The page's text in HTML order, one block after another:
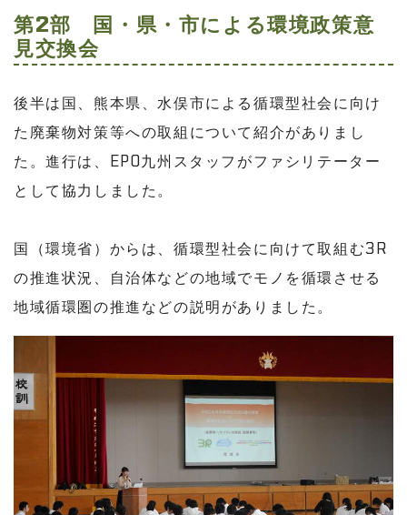
第2部 国・県・市による環境政策意
見交換会
後半は国、熊本県、水俣市による循環型社会に向け
た廃棄物対策等への取組について紹介がありまし
た。進行は、EPO九州スタッフがファシリテーター
として協力しました。
国（環境省）からは、循環型社会に向けて取組む3R
の推進状況、自治体などの地域でモノを循環させる
地域循環圏の推進などの説明がありました。